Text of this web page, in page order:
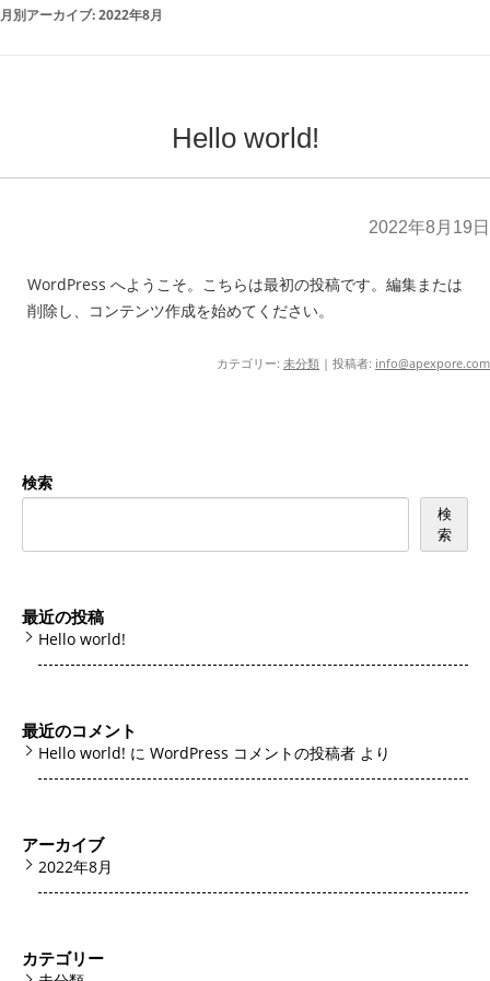
月別アーカイブ:2022年8月
Hello world!
2022年8月19日
WordPress へようこそ。こちらは最初の投稿です。編集または
削除し、コンテンツ作成を始めてください。
カテゴリー: 未分類 | 投稿者: info@apexpore.com
検索
検
索
最近の投稿
Hello world!
最近のコメント
Hello world! に WordPress コメントの投稿者 より
アーカイブ
2022年8月
カテゴリー